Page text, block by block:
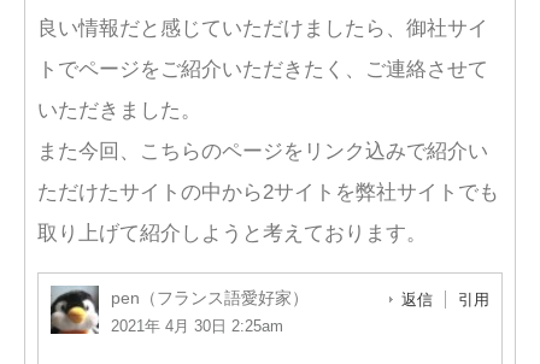
良い情報だと感じていただけましたら、御社サイ
トでページをご紹介いただきたく、ご連絡させて
いただきました。
また今回、こちらのページをリンク込みで紹介い
ただけたサイトの中から2サイトを弊社サイトでも
取り上げて紹介しようと考えております。
pen（フランス語愛好家）
2021年 4月 30日 2:25am
返信 引用